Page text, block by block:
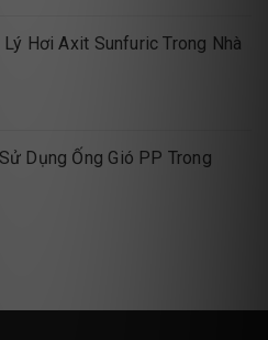
Hơi Axit Sunfuric Trong Nhà
Dụng Ống Gió PP Trong